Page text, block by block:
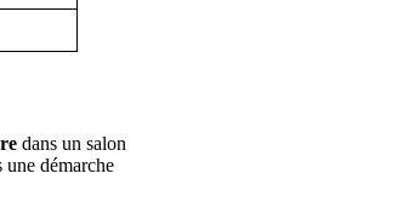
dans un salon
démarche